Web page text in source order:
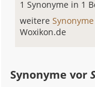
1 Synonyme in 1
weitere
Woxikon.de
Synonyme vor